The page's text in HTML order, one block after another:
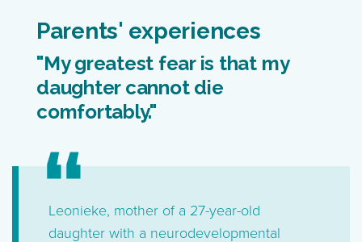
Parents' experiences
"My greatest fear is that my
daughter cannot die
comfortably."
Leonieke, mother of a 27-year-old
daughter with a neurodevelopmental